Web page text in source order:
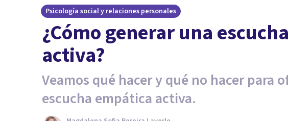
Psicología social y relaciones personales
¿Cómo generar una
activa?
Veamos qué hacer y qué no hacer para
escucha empática activa.